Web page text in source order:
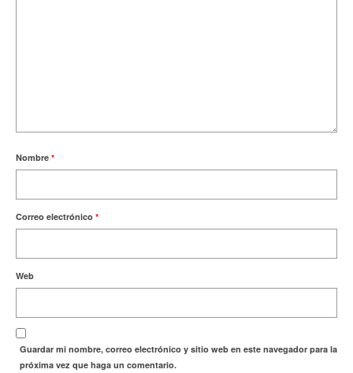
Nombre *
Correo electrónico *
Web
Guardar mi nombre, correo electrónico y sitio web en este navegador para la
próxima vez que haga un comentario.